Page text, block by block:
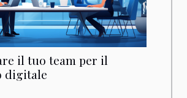
il tuo team per il
digitale